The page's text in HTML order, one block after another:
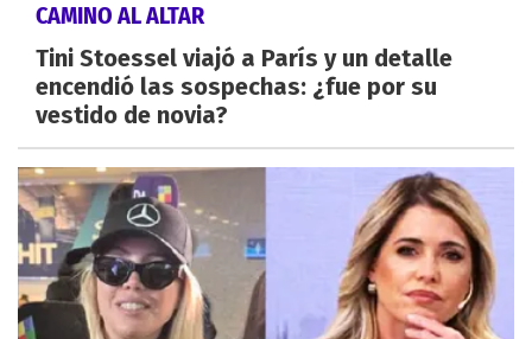
CAMINO AL ALTAR
Tini Stoessel viajó a París y un detalle
encendió las sospechas: ¿fue por su
vestido de novia?